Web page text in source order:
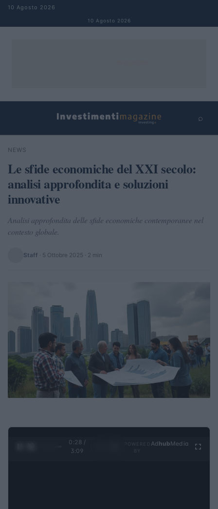
Salta al contenuto
10 Agosto 2026
10 Agosto 2026
⌕
Cerca
NEWS
Le sfide economiche del XXI secolo:
analisi approfondita e soluzioni
innovative
Analisi approfondita delle sfide economiche contemporanee nel
contesto globale.
Staff · 5 Ottobre 2025 · 2 min
0:29 /
3:09
Ad hubMedia